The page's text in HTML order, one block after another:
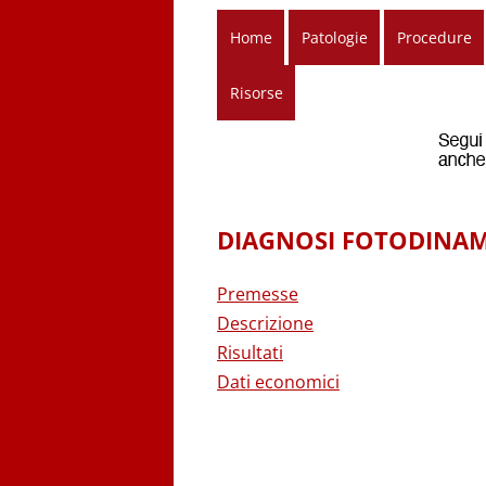
Home Patologie Procedure
Risorse
DIAGNOSI
Premesse
Descrizione
Risultati
Dati economici